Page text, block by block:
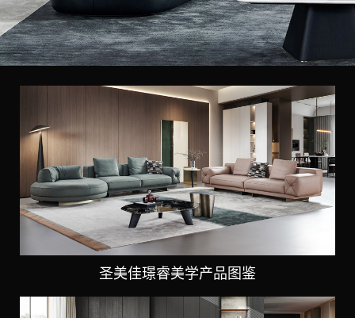
圣美佳璟睿美学产品图鉴